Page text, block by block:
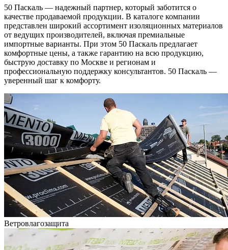
50 Паскаль — надежный партнер, который заботится о
качестве продаваемой продукции. В каталоге компании
представлен широкий ассортимент изоляционных материалов
от ведущих производителей, включая премиальные
импортные варианты. При этом 50 Паскаль предлагает
комфортные цены, а также гарантию на всю продукцию,
быструю доставку по Москве и регионам и
профессиональную поддержку консультантов. 50 Паскаль —
уверенный шаг к комфорту.
Ветровлагозащита